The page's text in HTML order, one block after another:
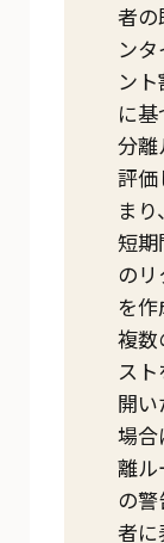
者の
ン
ン
に
分離
評価
ま
短期
の
を
複数
ス
開
場合
離ル
の
者に